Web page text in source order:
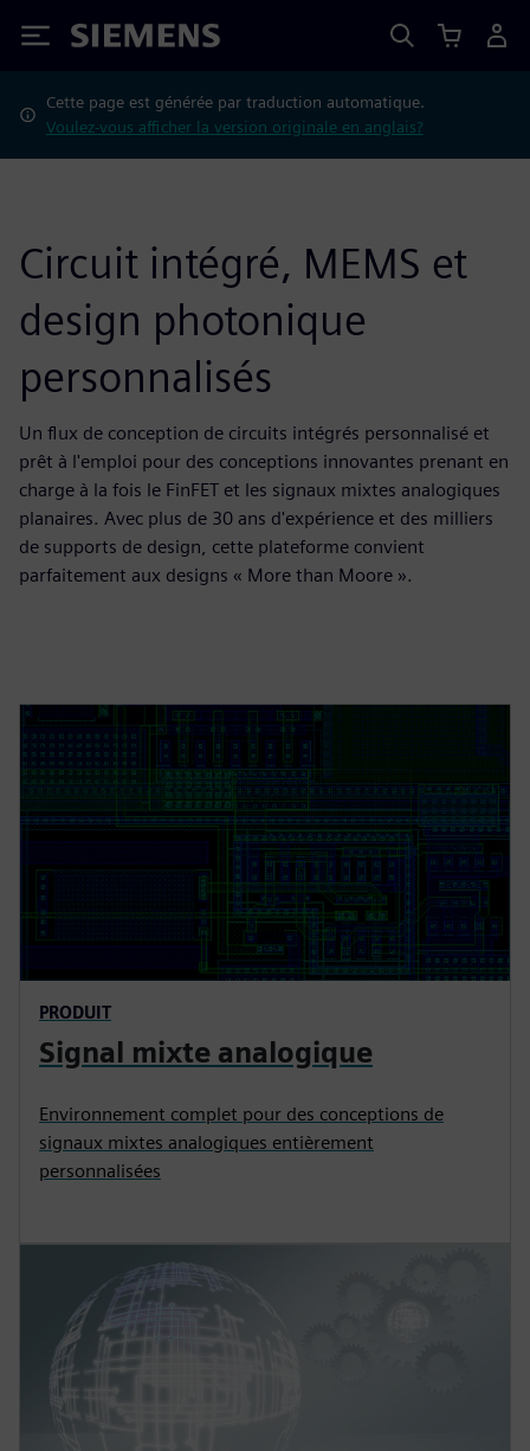
Siemens
Cette page est générée par traduction automatique.
Voulez-vous afficher la version originale en anglais?
Circuit intégré, MEMS et
design photonique
personnalisés
Un flux de conception de circuits intégrés personnalisé et
prêt à l'emploi pour des conceptions innovantes prenant en
charge à la fois le FinFET et les signaux mixtes analogiques
planaires. Avec plus de 30 ans d'expérience et des milliers
de supports de design, cette plateforme convient
parfaitement aux designs « More than Moore ».
PRODUIT
Signal mixte analogique
Environnement complet pour des conceptions de
signaux mixtes analogiques entièrement
personnalisées